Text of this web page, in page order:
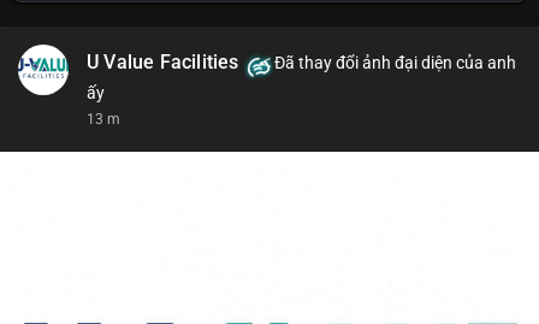
U Value Facilities
Đã thay đổi ảnh đại diện của anh
ấy
13 m